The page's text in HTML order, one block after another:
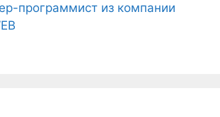
программист из компании